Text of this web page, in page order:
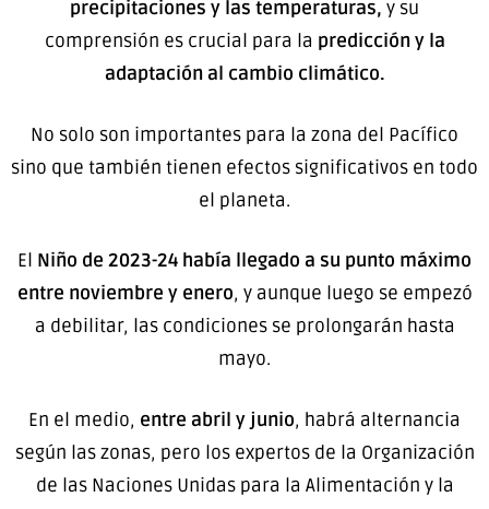
precipitaciones y las temperaturas, y su
comprensión es crucial para la predicción y la
adaptación al cambio climático.
No solo son importantes para la zona del Pacífico
sino que también tienen efectos significativos en todo
el planeta.
El Niño de 2023-24 había llegado a su punto máximo
entre noviembre y enero, y aunque luego se empezó
a debilitar, las condiciones se prolongarán hasta
mayo.
En el medio, entre abril y junio, habrá alternancia
según las zonas, pero los expertos de la Organización
de las Naciones Unidas para la Alimentación y la